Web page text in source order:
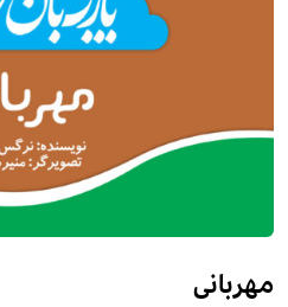
مهربانی